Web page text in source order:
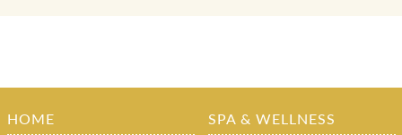
HOME SPA & WELLNESS